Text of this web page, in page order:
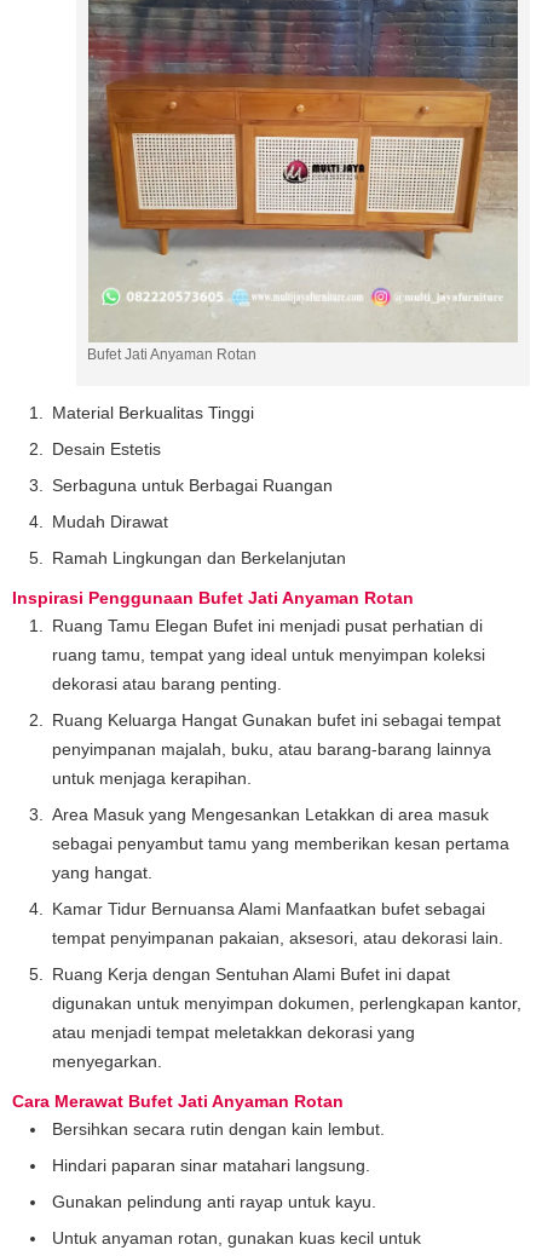
Bufet Jati Anyaman Rotan
Material Berkualitas Tinggi
Desain Estetis
Serbaguna untuk Berbagai Ruangan
Mudah Dirawat
Ramah Lingkungan dan Berkelanjutan
Inspirasi Penggunaan Bufet Jati Anyaman Rotan
Ruang Tamu Elegan Bufet ini menjadi pusat perhatian di
ruang tamu, tempat yang ideal untuk menyimpan koleksi
dekorasi atau barang penting.
Ruang Keluarga Hangat Gunakan bufet ini sebagai tempat
penyimpanan majalah, buku, atau barang-barang lainnya
untuk menjaga kerapihan.
Area Masuk yang Mengesankan Letakkan di area masuk
sebagai penyambut tamu yang memberikan kesan pertama
yang hangat.
Kamar Tidur Bernuansa Alami Manfaatkan bufet sebagai
tempat penyimpanan pakaian, aksesori, atau dekorasi lain.
Ruang Kerja dengan Sentuhan Alami Bufet ini dapat
digunakan untuk menyimpan dokumen, perlengkapan kantor,
atau menjadi tempat meletakkan dekorasi yang
menyegarkan.
Cara Merawat Bufet Jati Anyaman Rotan
Bersihkan secara rutin dengan kain lembut.
Hindari paparan sinar matahari langsung.
Gunakan pelindung anti rayap untuk kayu.
Untuk anyaman rotan, gunakan kuas kecil untuk